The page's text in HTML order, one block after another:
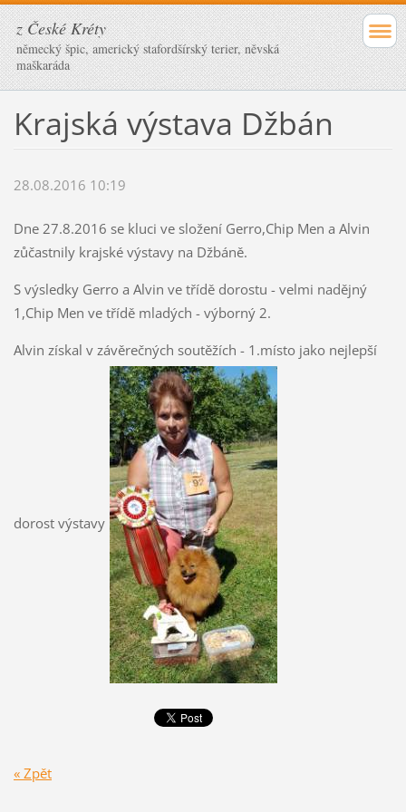
z České Kréty
německý špic, americký stafordšírský terier, něvská
maškaráda
Krajská výstava Džbán
28.08.2016 10:19
Dne 27.8.2016 se kluci ve složení Gerro,Chip Men a Alvin
zůčastnily krajské výstavy na Džbáně.
S výsledky Gerro a Alvin ve třídě dorostu - velmi nadějný
1,Chip Men ve třídě mladých - výborný 2.
Alvin získal v závěrečných soutěžích - 1.místo jako nejlepší
dorost výstavy
« Zpět